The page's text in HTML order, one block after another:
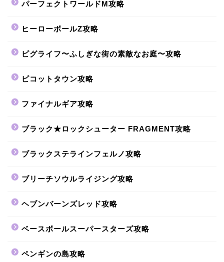
パーフェクトワールドM攻略
ヒーローボールZ攻略
ピグライフ〜ふしぎな街の素敵なお庭〜攻略
ピコットタウン攻略
ファイナルギア攻略
ブラック★ロックシューター FRAGMENT攻略
ブラックステラインフェルノ攻略
ブリーチソウルライジング攻略
ヘブンバーンズレッド攻略
ベースボールスーパースターズ攻略
ペンギンの島攻略